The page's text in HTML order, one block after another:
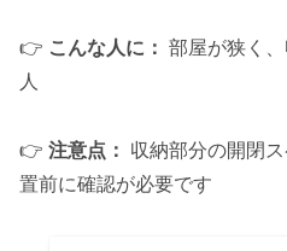
👉 こんな人に： 部屋が狭く
人
👉 注意点：
収納部分の開閉
置前に確認が必要です